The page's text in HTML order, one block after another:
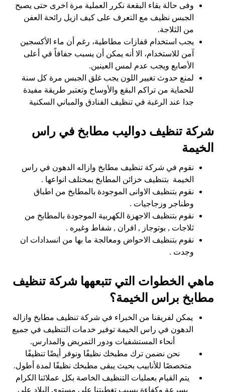
وفى حالة بقاء البقعة نكرر العملية مرة اخرى حتى يصبح
الجبس نظيف مع التعرف على كيف ازيل رائحة العفن
من الثلاجة.
يجب استخدام قفازات مطاطية، رغم أن ماء الأكسجين
آمن للاستخدام، الا أنه يمكن أن يسبب جفافاً في أعلى
الأصابع ويجب عدم لمس العينين.
لمنع حدوث تغيير اللون يجب غلق الجبس مرة كل سنة
للحماية من تراكم البقع والأوساخ وتعتبر طريقة مفيدة
جدا عند الرغبة في تنظيف الفنادق والمباني السكنية
شركة تنظيف دواليب مطابخ في راس
الخيمة
نقوم في شركة تنظيف مطابخ وازاله الدهون في راس
الخيمة بتنظيف خزائن المطابخ بمختلف انواعها .
نقوم بتنظيف الاوانى الموجودة بالمطابخ من اطباق
وطناجر وزجاجيات .
نقوم بتنظيف الاجهزة الكهربية الموجودة بالمطابخ من
ثلاجات , بوتوجاز , افران , شفاط وغيره .
نقوم بتنظيف الاحواض ومعالجة ما بها من انسدادات ان
وجدت .
ماهي الخطوات التي تتبعهها شركة تنظيف
مطابخ براس الخيمة؟
يمكن لفريقنا من الخبراء في شركة تنظيف مطابخ وازاله
الدهون في راس الخيمة توفير خدمات التنظيف في جميع
أنحاء المستشفيات ودور التمريض والمدارس.
نحن نضمن ترك مطبخك نظيفًا ونوفر أيضًا تنظيفًا
متخصصًا للأنابيب بحيث يبقى مطبخك نظيفًا لمدة أطول.
يتم القيام بعمليات التنظيف الخاصة بكل عملائنا الكرام
بسرعة وكفاءة بسبب تغطيتنا على مستوى البلاد على